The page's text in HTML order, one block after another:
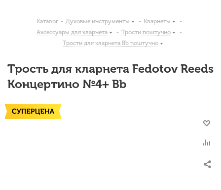
Каталог - Духовые инструменты - Кларнеты
-
Аксессуары для кларнета
- Трости поштучно
-
Трости для кларнета Bb поштучно
Трость для кларнета Fedotov Reeds
Концертино №4+ Bb